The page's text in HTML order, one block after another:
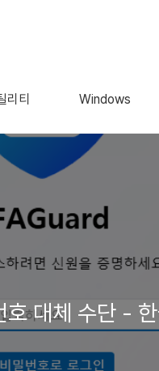
리티 Windows
대체 수단 - 한